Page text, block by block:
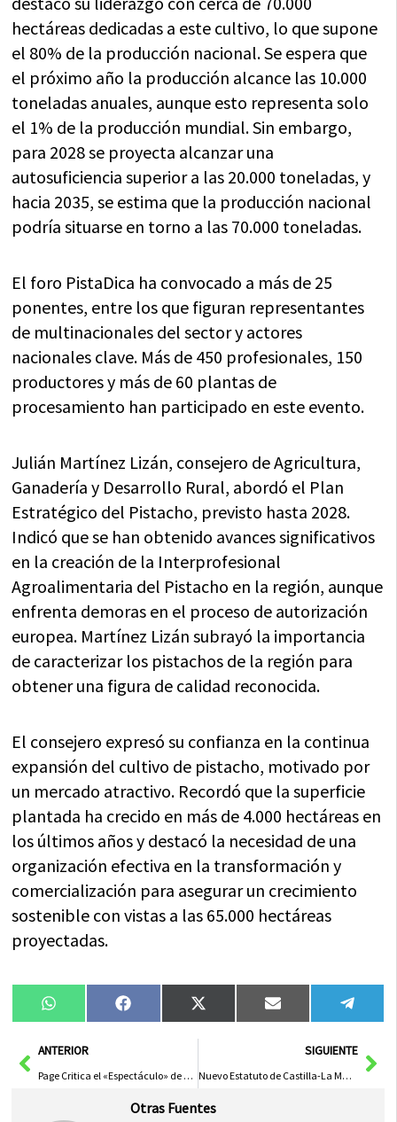
hectáreas dedicadas a este cultivo, lo que supone
el 80% de la producción nacional. Se espera que
el próximo año la producción alcance las 10.000
toneladas anuales, aunque esto representa solo
el 1% de la producción mundial. Sin embargo,
para 2028 se proyecta alcanzar una
autosuficiencia superior a las 20.000 toneladas, y
hacia 2035, se estima que la producción nacional
podría situarse en torno a las 70.000 toneladas.
El foro PistaDica ha convocado a más de 25
ponentes, entre los que figuran representantes
de multinacionales del sector y actores
nacionales clave. Más de 450 profesionales, 150
productores y más de 60 plantas de
procesamiento han participado en este evento.
Julián Martínez Lizán, consejero de Agricultura,
Ganadería y Desarrollo Rural, abordó el Plan
Estratégico del Pistacho, previsto hasta 2028.
Indicó que se han obtenido avances significativos
en la creación de la Interprofesional
Agroalimentaria del Pistacho en la región, aunque
enfrenta demoras en el proceso de autorización
europea. Martínez Lizán subrayó la importancia
de caracterizar los pistachos de la región para
obtener una figura de calidad reconocida.
El consejero expresó su confianza en la continua
expansión del cultivo de pistacho, motivado por
un mercado atractivo. Recordó que la superficie
plantada ha crecido en más de 4.000 hectáreas en
los últimos años y destacó la necesidad de una
organización efectiva en la transformación y
comercialización para asegurar un crecimiento
sostenible con vistas a las 65.000 hectáreas
proyectadas.
Compartir
en
WhatsAppCompartir
en
FacebookCompartir
en
X
(Twitter)
Compartir
en
Email
en
AntANTERIOR
Page Critica el «Espectáculo» de Leire Díez y Exige Frenar la «Hemorragia» en el PSOE
SIGUIENTE
Nuevo Estatuto de Castilla-La Mancha Impulsa Derechos e Igualdad para Ciudadanos
Otras Fuentes